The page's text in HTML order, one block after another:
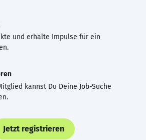
und erhalte Impulse für ein
kannst Du Deine Job-Suche
Jetzt registrieren